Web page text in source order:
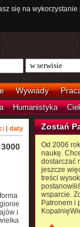
się na
Wywiady
Humanistyka
| daty
i
Zostań
Od 2006
naukę.
dostarczać
jeszcze
treści
wsparcie.
Patronem i